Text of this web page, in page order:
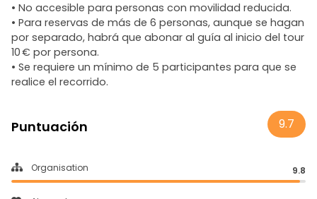
• No accesible para personas con movilidad reducida.
• Para reservas de más de 6 personas, aunque se hagan
por separado, habrá que abonar al guía al inicio del tour
10 € por persona.
• Se requiere un mínimo de 5 participantes para que se
realice el recorrido.
Puntuación 9.7
Organisation 9.8